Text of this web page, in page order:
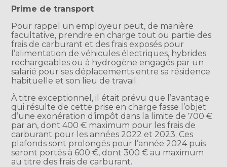
Prime de transport
Pour rappel un employeur peut, de manière
facultative, prendre en charge tout ou partie des
frais de carburant et des frais exposés pour
l’alimentation de véhicules électriques, hybrides
rechargeables ou à hydrogène engagés par un
salarié pour ses déplacements entre sa résidence
habituelle et son lieu de travail.
À titre exceptionnel, il était prévu que l’avantage
qui résulte de cette prise en charge fasse l’objet
d’une exonération d’impôt dans la limite de 700 €
par an, dont 400 € maximum pour les frais de
carburant pour les années 2022 et 2023. Ces
plafonds sont prolongés pour l’année 2024 puis
seront portés à 600 €, dont 300 € au maximum
au titre des frais de carburant.